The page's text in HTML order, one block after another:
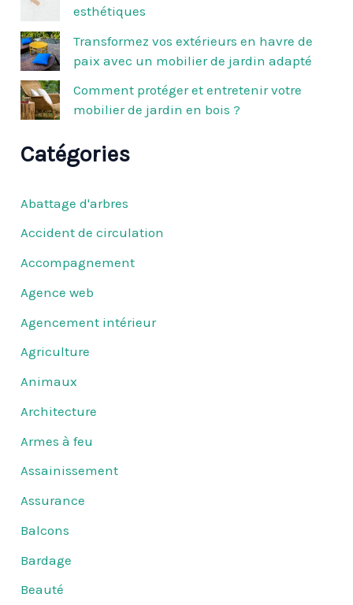
esthétiques
Transformez vos extérieurs en havre de
paix avec un mobilier de jardin adapté
Comment protéger et entretenir votre
mobilier de jardin en bois ?
Catégories
Abattage d'arbres
Accident de circulation
Accompagnement
Agence web
Agencement intérieur
Agriculture
Animaux
Architecture
Armes à feu
Assainissement
Assurance
Balcons
Bardage
Beauté